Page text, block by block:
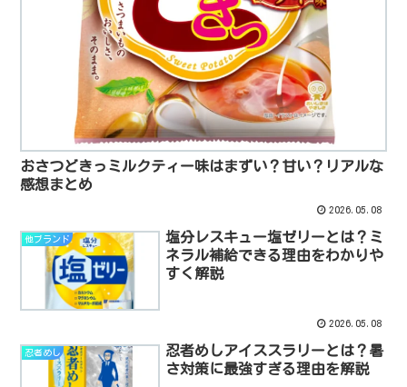
おさつどきっミルクティー味はまずい？甘い？リアルな
感想まとめ
2026.05.08
他ブランド
塩分レスキュー塩ゼリーとは？ミ
ネラル補給できる理由をわかりや
すく解説
2026.05.08
忍者めし
忍者めしアイススラリーとは？暑
さ対策に最強すぎる理由を解説